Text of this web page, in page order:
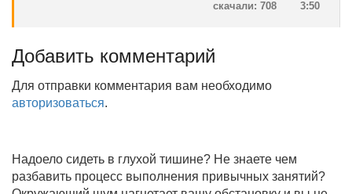
3:50
скачали: 708
Добавить комментарий
Для отправки комментария вам необходимо
авторизоваться.
Надоело сидеть в глухой тишине? Не знаете чем
разбавить процесс выполнения привычных занятий?